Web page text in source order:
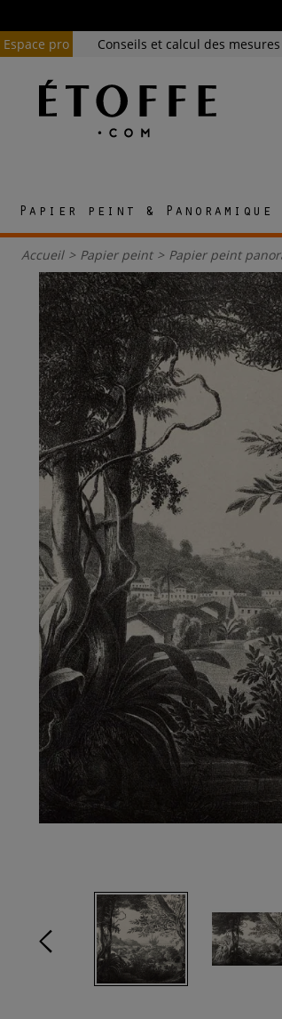
Espace pro
Conseils et calcul des mesures
Papier peint & Panoramique
Accueil > Papier peint > Papier peint